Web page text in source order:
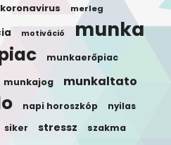
koronavirus merleg
motiváció munka
munkaerőpiac
munkajog munkaltato
napi horoszkóp nyilas
siker stressz szakma